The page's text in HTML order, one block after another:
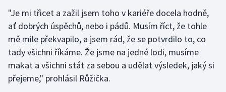
Olympijské hry
Parasport
Plavání
Plážový volejbal
"Je mi třicet a zažil jsem toho v kariéře docela hodně,
ať dobrých úspěchů, nebo i pádů. Musím říct, že tohle
mě mile překvapilo, a jsem rád, že se potvrdilo to, co
tady všichni říkáme. Že jsme na jedné lodi, musíme
makat a všichni stát za sebou a udělat výsledek, jaký si
přejeme," prohlásil Růžička.